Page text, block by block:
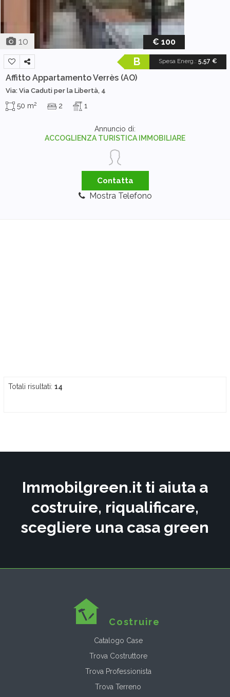
10 € 100
Spesa Energ.: 5,57 €
B
Affitto AppartamentoVerrès (AO)
Via: Via Caduti per la Libertà, 4
50 m2 2 1
Annuncio di:
ACCOGLIENZA TURISTICA IMMOBILIARE
Contatta
Mostra Telefono
Totali risultati: 14
Immobilgreen.it ti aiuta a
costruire, riqualificare,
scegliere una casa green
Costruire
Catalogo Case
Trova Costruttore
Trova Professionista
Trova Terreno